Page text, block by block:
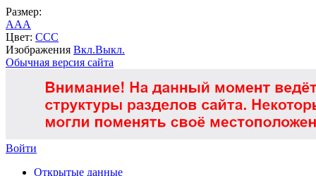
Размер:
AAA
Цвет: CCC
Изображения Вкл.Выкл.
Обычная версия сайта
Войти
Открытые данные